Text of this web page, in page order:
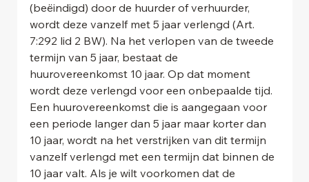
(beëindigd) door de huurder of verhuurder,
wordt deze vanzelf met 5 jaar verlengd (Art.
7:292 lid 2 BW). Na het verlopen van de tweede
termijn van 5 jaar, bestaat de
huurovereenkomst 10 jaar. Op dat moment
wordt deze verlengd voor een onbepaalde tijd.
Een huurovereenkomst die is aangegaan voor
een periode langer dan 5 jaar maar korter dan
10 jaar, wordt na het verstrijken van dit termijn
vanzelf verlengd met een termijn dat binnen de
10 jaar valt. Als je wilt voorkomen dat de